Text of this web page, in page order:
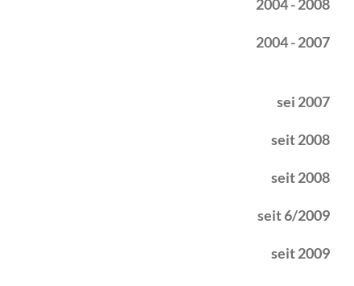
2004 - 2008
2004 - 2007
sei 2007
seit 2008
seit 2008
seit 6/2009
seit 2009